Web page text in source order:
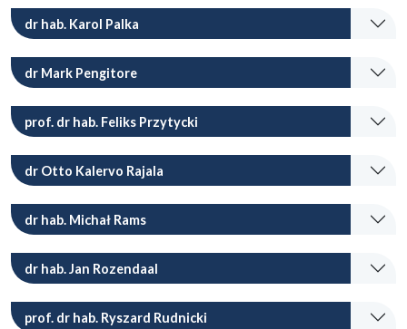
dr hab. Karol Palka
dr Mark Pengitore
prof. dr hab. Feliks Przytycki
dr Otto Kalervo Rajala
dr hab. Michał Rams
dr hab. Jan Rozendaal
prof. dr hab. Ryszard Rudnicki